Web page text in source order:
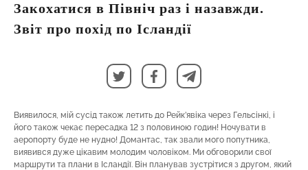
Закохатися в Північ раз і назавжди.
Звіт про похід по Ісландії
Виявилося, мій сусід також летить до Рейк’явіка через Гельсінкі, і
його також чекає пересадка 12 з половиною годин! Ночувати в
аеропорту буде не нудно! Домантас, так звали мого попутника,
виявився дуже цікавим молодим чоловіком. Ми обговорили свої
маршрути та плани в Ісландії. Він планував зустрітися з другом, який